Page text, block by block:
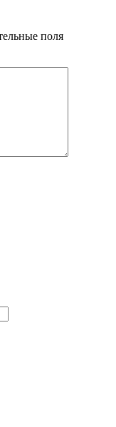
поля